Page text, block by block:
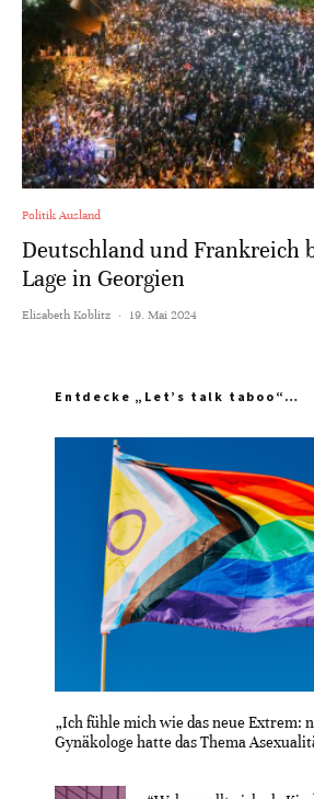
Politik Ausland
Deutschland und Frankreich
Lage in Georgien
Elisabeth Koblitz · 19. Mai 2024
Entdecke „Let’s talk taboo“…
„Ich fühle mich wie das neue Extrem:
Gynäkologe hatte das Thema